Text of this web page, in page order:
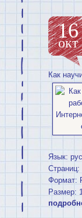
16
окт
Как
Язык:
Страниц:
Формат:
Размер: